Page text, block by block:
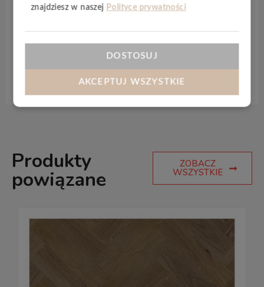
Specyfikacja techniczna
innowacyjnej,wodoodpornejpłycie nośnej może
Germany”, na której możesz polegać.
Produkty
powiązane
ZOBACZ
WSZYSTKIE
znajdziesz w naszej Polityce prywatności
DOSTOSUJ
AKCEPTUJ WSZYSTKIE